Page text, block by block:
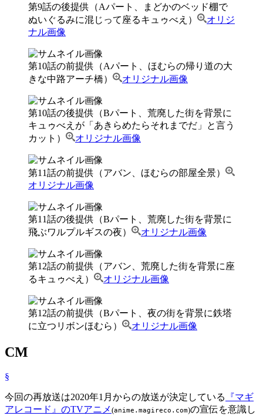
第9話の後提供（Aパート、まどかのベッド棚で
ぬいぐるみに混じって座るキュゥべえ）
オリジ
ナル画像
第10話の前提供（Aパート、ほむらの帰り道の大
きな中路アーチ橋）
オリジナル画像
第10話の後提供（Bパート、荒廃した街を背景に
キュゥべえが「あきらめたらそれまでだ」と言う
カット）
オリジナル画像
第11話の前提供（アバン、ほむらの部屋全景）
オリジナル画像
第11話の後提供（Bパート、荒廃した街を背景に
飛ぶワルプルギスの夜）
オリジナル画像
第12話の前提供（アバン、荒廃した街を背景に座
るキュゥべえ）
オリジナル画像
第12話の前提供（Bパート、夜の街を背景に鉄塔
に立つリボンほむら）
オリジナル画像
CM
§
今回の再放送は2020年1月からの放送が決定している
『マギ
アレコード』のTVアニメ (anime.magireco.com)の宣伝を意識し